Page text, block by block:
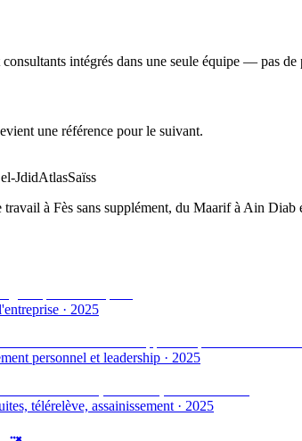
intégrés dans une seule équipe — pas de
une référence pour le suivant.
JdidAtlasSaïss
travail à Fès sans supplément, du Maarif à Ain Diab
· 2025
personnel et leadership · 2025
télérelève, assainissement · 2025